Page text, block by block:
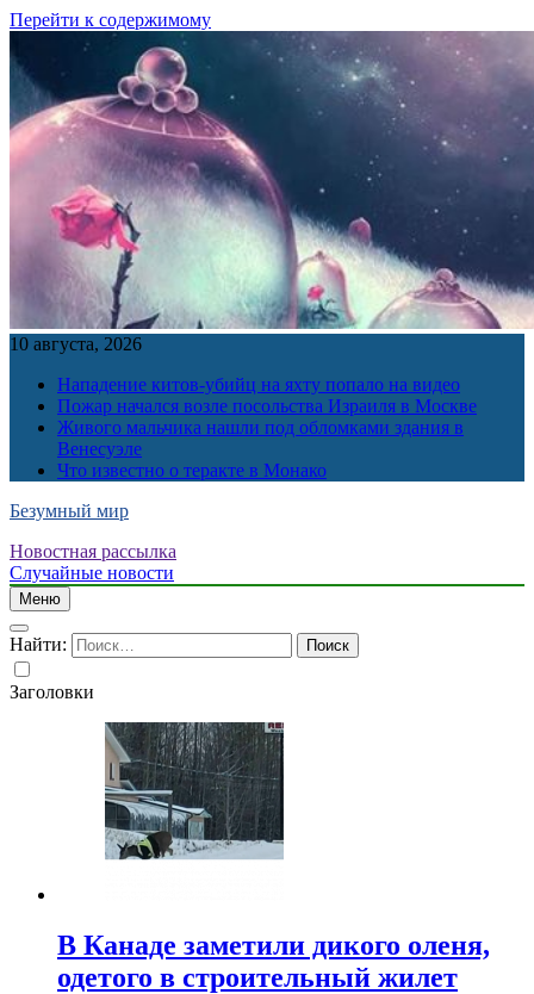
Перейти к содержимому
10 августа, 2026
Нападение китов-убийц на яхту попало на видео
Пожар начался возле посольства Израиля в Москве
Живого мальчика нашли под обломками здания в
Венесуэле
Что известно о теракте в Монако
Безумный мир
Новостная рассылка
Случайные новости
Меню
Найти:
Заголовки
В Канаде заметили дикого оленя,
одетого в строительный жилет